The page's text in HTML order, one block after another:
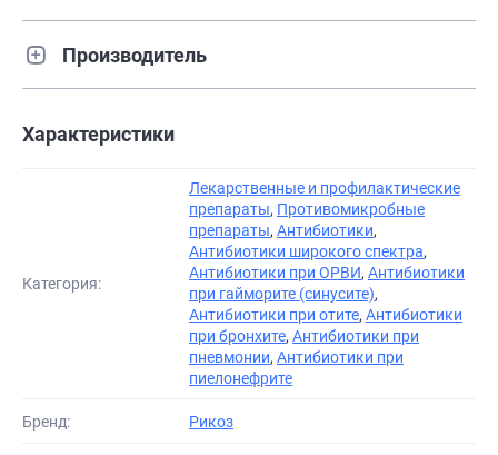
Производитель
Характеристики
Категория:
Лекарственные и профилактические
препараты, Противомикробные
препараты, Антибиотики,
Антибиотики широкого спектра,
Антибиотики при ОРВИ, Антибиотики
при гайморите (синусите),
Антибиотики при отите, Антибиотики
при бронхите, Антибиотики при
пневмонии, Антибиотики при
пиелонефрите
Бренд: Рикоз